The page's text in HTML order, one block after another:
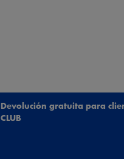
Devolución gratuita para
CLUB